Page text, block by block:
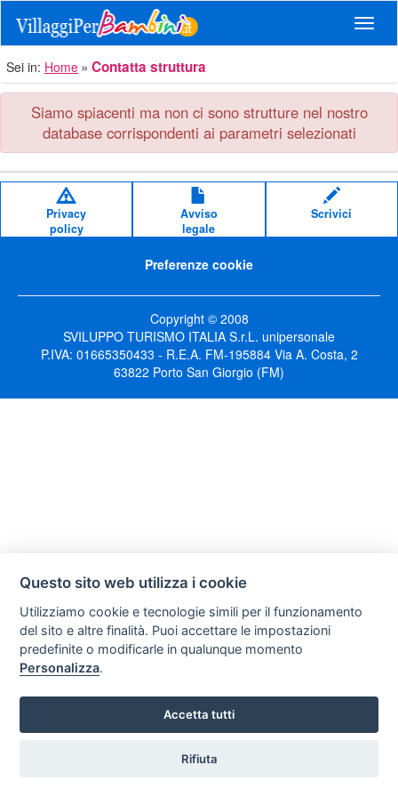
Sei in: Home Contatta struttura
Siamo spiacenti ma non ci sono strutture nel nostro
database corrispondenti ai parametri selezionati
Privacy
policy
Avviso
legale
Scrivici
Preferenze cookie
Copyright © 2008
SVILUPPO TURISMO ITALIA S.r.L. unipersonale
P.IVA: 01665350433 - R.E.A. FM-195884 Via A. Costa, 2
63822 Porto San Giorgio (FM)
Questo sito web utilizza i cookie
Utilizziamo cookie e tecnologie simili per il funzionamento
del sito e altre finalità. Puoi accettare le impostazioni
predefinite o modificarle in qualunque momento
Personalizza.
Accetta tutti
Rifiuta